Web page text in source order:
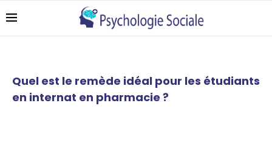
Quel est le remède idéal pour les étudiants
en internat en pharmacie ?